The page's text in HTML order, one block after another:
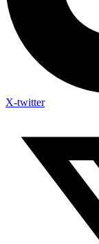
X-twitter